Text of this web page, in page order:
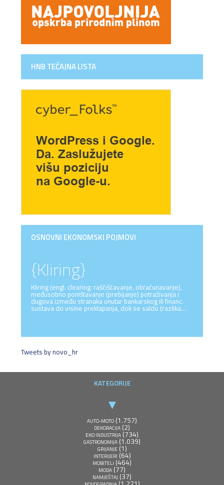
HNB TEČAJNA LISTA
OSNOVNI EKONOMSKI POJMOVI
{Kliring}
Kliring (engl. clearing: raščišćavanje, obračunavanje),
međusobno poništavanje (prebijanje) potraživanja i
dugova između stranaka unutar bankarskog ili financ.
sustava do visine preklapanja, dok se saldo (razlika…
Tweets by novo_hr
KATEGORIJE
AUTO-MOTO (1.757)
DEKORACIJA (2)
EKO INDUSTRIJA (734)
GASTRONOMIJA (1.039)
GRIJANJE(1)
INTERIJERI (64)
MOBITELI (464)
MODA (77)
NAMJEŠTAJ (37)